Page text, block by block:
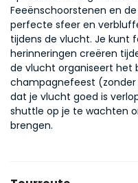
Feeënschoorstenen en
perfecte sfeer en
tijdens de vlucht. Je kunt
herinneringen creëren
de vlucht organiseert het
champagnefeest
dat je vlucht goed is
shuttle op je te wachten
brengen.